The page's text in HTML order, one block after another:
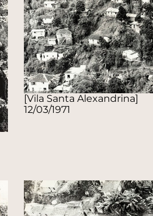
[Vila Santa Alexandrina]
12/03/1971